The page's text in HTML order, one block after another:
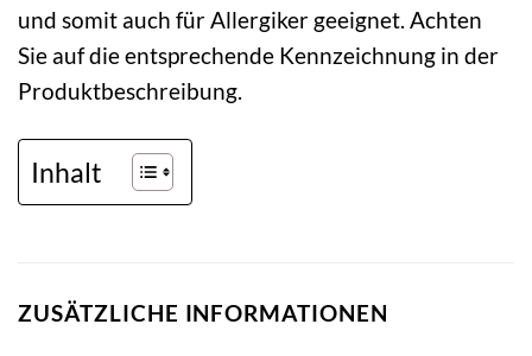
und somit auch für Allergiker geeignet. Achten
Sie auf die entsprechende Kennzeichnung in der
Produktbeschreibung.
Inhalt
ZUSÄTZLICHE INFORMATIONEN